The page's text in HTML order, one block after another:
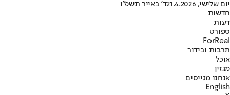
יום שלישי, 21.4.2026
ד' באייר תשפ"ו
חדשות
דעות
ספורט
ForReal
תרבות ובידור
אוכל
מגזין
אנחנו מגייסים
English